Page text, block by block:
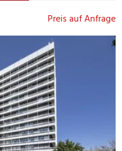
Preis auf Anfrage